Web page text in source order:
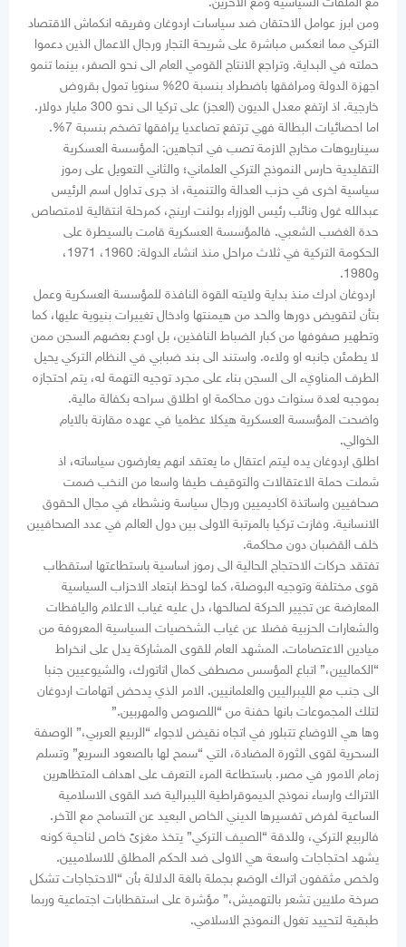
ومن ابرز عوامل الاحتقان ضد سياسات اردوغان وفريقه انكماش الاقتصاد
التركي مما انعكس مباشرة على شريحة التجار ورجال الاعمال الذين دعموا
حملته في البداية. وتراجع الانتاج القومي العام الى نحو الصفر، بينما تنمو
اجهزة الدولة ومرافقها باضطراد بنسبة 20% سنويا تمول بقروض
خارجية. اذ ارتفع معدل الديون (العجز) على تركيا الى نحو 300 مليار دولار.
اما احصائيات البطالة فهي ترتفع تصاعديا يرافقها تضخم بنسبة 7%.
سيناريوهات مخارج الازمة تصب في اتجاهين: المؤسسة العسكرية
التقليدية حارس النموذج التركي العلماني؛ والثاني التعويل على رموز
سياسية اخرى في حزب العدالة والتنمية، اذ جرى تداول اسم الرئيس
عبدالله غول ونائب رئيس الوزراء بولنت ارينج، كمرحلة انتقالية لامتصاص
حدة الغضب الشعبي. فالمؤسسة العسكرية قامت بالسيطرة على
الحكومة التركية في ثلاث مراحل منذ انشاء الدولة: 1960، 1971،
و1980.
اردوغان ادرك منذ بداية ولايته القوة النافذة للمؤسسة العسكرية وعمل
بتأن لتقويض دورها والحد من هيمنتها وادخال تغييرات بنيوية عليها، كما
وتطهير صفوفها من كبار الضباط النافذين، بل اودع بعضهم السجن ممن
لا يطمئن جانبه او ولاءه. واستند الى بند ضبابي في النظام التركي يحيل
الطرف المناويء الى السجن بناء على مجرد توجيه التهمة له، يتم احتجازه
بموجبه لعدة سنوات دون محاكمة او اطلاق سراحه بكفالة مالية.
واضحت المؤسسة العسكرية هيكلا عظميا في عهده مقارنة بالايام
الخوالي.
اطلق اردوغان يده ليتم اعتقال ما يعتقد انهم يعارضون سياساته، اذ
شملت حملة الاعتقالات والتوقيف طيفا واسعا من النخب ضمت
صحافيين واساتذة اكاديميين ورجال سياسة ونشطاء في مجال الحقوق
الانسانية. وفازت تركيا بالمرتبة الاولى بين دول العالم في عدد الصحافيين
خلف القضبان دون محاكمة.
تفتقد حركات الاحتجاج الحالية الى رموز اساسية باستطاعتها استقطاب
قوى مختلفة وتوجيه البوصلة، كما لوحظ ابتعاد الاحزاب السياسية
المعارضة عن تجيير الحركة لصالحها، دل عليه غياب الاعلام واليافطات
والشعارات الحزبية فضلا عن غياب الشخصيات السياسية المعروفة من
ميادين الاعتصامات. المشهد العام للقوى المشاركة يدل على انخراط
“الكماليين،” اتباع المؤسس مصطفى كمال اتاتورك، والشيوعيين جنبا
الى جنب مع الليبراليين والعلمانيين. الامر الذي يدحض اتهامات اردوغان
لتلك المجموعات بانها حفنة من “اللصوص والمهربين.”
وها هي الاوضاع تتبلور في اتجاه نقيض لاجواء “الربيع العربي،” الوصفة
السحرية لقوى الثورة المضادة، التي “سمح لها بالصعود السريع” وتسلم
زمام الامور في مصر. باستطاعة المرء التعرف على اهداف المتظاهرين
الاتراك وارساء نموذج الديموقراطية الليبرالية ضد القوى الاسلامية
الساعية لفرض تفسيرها الديني الخاص البعيد عن التسامح مع الآخر.
فالربيع التركي، وللدقة “الصيف التركي” يتخذ مغزىً خاص لناحية كونه
يشهد احتجاجات واسعة هي الاولى ضد الحكم المطلق للاسلاميين.
ولخص مثقفون اتراك الوضع بجملة بالغة الدلالة بأن “الاحتجاجات تشكل
صرخة ملايين تشعر بالتهميش،” مؤشرة على استقطابات اجتماعية وربما
طبقية لتحييد تغول النموذج الاسلامي.